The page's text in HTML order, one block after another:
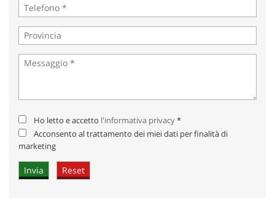
Ho letto e accetto l'informativa privacy*
Acconsento al trattamento dei miei dati per finalità di
marketing